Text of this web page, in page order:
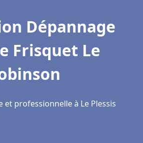
Dépannage
Frisquet Le
professionnelle à Le Plessis